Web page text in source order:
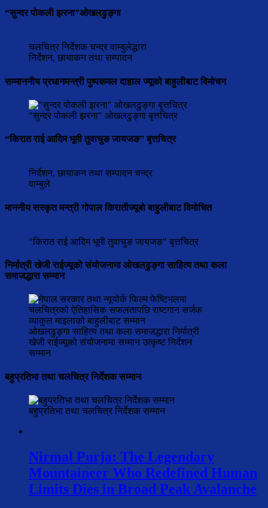
“सुन्दर पोकली झरना”ओखलढुङ्गा
चलचित्र निर्देशक चन्द्र वाम्बुलेद्धारा
निर्देशन, छायाकन तथा सम्पादन
सम्माननीय प्रधानमन्त्री पुष्पकमल दाहाल ज्यूको बाहुलीबाट विमोचन
"सुन्दर पोकली झरना" ओखलढुङ्गा बृत्तचित्र
“किरात राई आदिम भूमी तुवाचुङ जायजङ” बृत्तचित्र
निर्देशन, छायाकन तथा सम्पादन चन्द्र
वाम्बुले
माननीय सस्कृत मन्त्री गोपाल किरातीज्यूबो बाहुलीबाट विमोचित
"किरात राई आदिम भूमी तुवाचुङ जायजङ" बृत्तचित्र
निर्मात्री खेजी राईज्यूको संयोजनामा ओखलढुङ्गा साहित्य तथा कला
समाजद्धारा सम्मान
ओखलढुङ्गा साहित्य तथा कला समाजद्धारा निर्मात्री
खेजी राईज्यूको संयोजनामा सम्मान उत्कृष्ट निर्देशन
सम्मान
बहुप्रतिभा तथा चलचित्र निर्देशक सम्मान
बहुप्रतिभा तथा चलचित्र निर्देशक सम्मान
Nirmal Purja: The Legendary
Mountaineer Who Redefined Human
Limits Dies in Broad Peak Avalanche